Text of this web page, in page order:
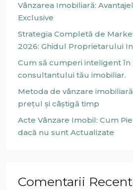
Vânzarea Imobiliară:
Exclusive
Strategia Completă de
2026: Ghidul Proprietarului
Cum să cumperi inteligent în
consultantului tău imobiliar.
Metoda de vânzare
prețul și câștigă timp
Acte Vânzare Imobil: Cum
dacă nu sunt Actualizate
Comentarii